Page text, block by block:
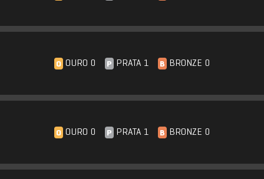
O OURO 0 P PRATA 1 B BRONZE 0
O OURO 0 P PRATA 1 B BRONZE 0